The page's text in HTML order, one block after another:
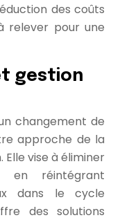
des coûts
relever pour une
gestion
changement de
approche de la
vise à éliminer
réintégrant
dans le cycle
des solutions